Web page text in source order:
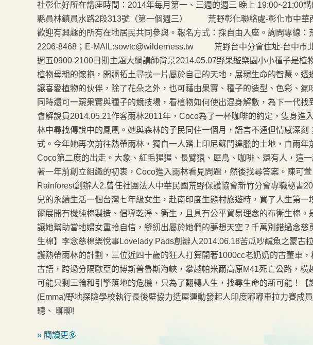
社彰化好所在講座時間：2014年每月第一、三週的週三 晚上 19:00~21:00
縣員林鎮員水路2段313號（第一個週三） 荒野彰化聯絡處-彰化市中華
歡迎有興趣的所有在地居民共同參與。報名方式：採自由入座。詢問專線：
2206-8468；E-MAIL:sowtc@wilderness.tw 荒野台中分會住址-台中市
週五0900-2100日期主題大綱講師背景2014.05.07野果遊樂園小小種子是植
植物母親的懷抱，開疆拓土尋找一片屬於自己的天地，展現生命的智慧。透
讓喜愛植物的伙伴，除了花朵之外，也可藉由果實、種子的造型、色彩、氣
同時還可一窺果實與種子的競技場，看植物如何使出混身解數，為下一代
會解說員2014.05.21作客雨林2011年，Coco為了一杯咖啡的約定，隻身進
林中尋找傳說中的鳳凰。她與森林的子民同住一個月，語言不通但情感深
式。今年她再次前往熱帶雨林，獨自一人踏上印尼蘇門達臘的土地，自兩
Coco第二度的出走。大象、紅毛猩猩、長臂猿、犀鳥、咖啡、還有人，這
著一年前創立組織的初衷，Coco進入雨林看見問題，然後找尋答案。陳可
Rainforest創辦人2.曾任社團法人中華民國荒野保護協會新竹分會專職秘書
兒的永續生活一個台灣七年級女生，赴南印度生態村旅遊時，買了人生第
爾展開有機純棉製造、倡導乾淨、衛生，且具有公平貿易理念的布衛生棉。
讓她幫助當地婦女重拾自信，縫紉出屬於她們的夢想天空？千萬別錯過念
生棉】李念慈棉樂悅事Lovelady Pads創辦人2014.06.18苦瓜吵鹹魚之蒙古
護熱帶雨林的計劃，三位近四十歲的狂人打算開著1000cc老奶奶的古董車
古語，跨過分隔歐亞的博斯普魯斯海峽，攀越帕米爾高原M41死亡公路，
可能只剩三輪和引擎落地的危機，只為了翻轉人生，找尋生命的新可能！
(Emma)野地探險學校執行長後壁協力造屋運動發起人印度嘟嘟車拉力賽成
聽、 聊聊!
» 閱讀更多